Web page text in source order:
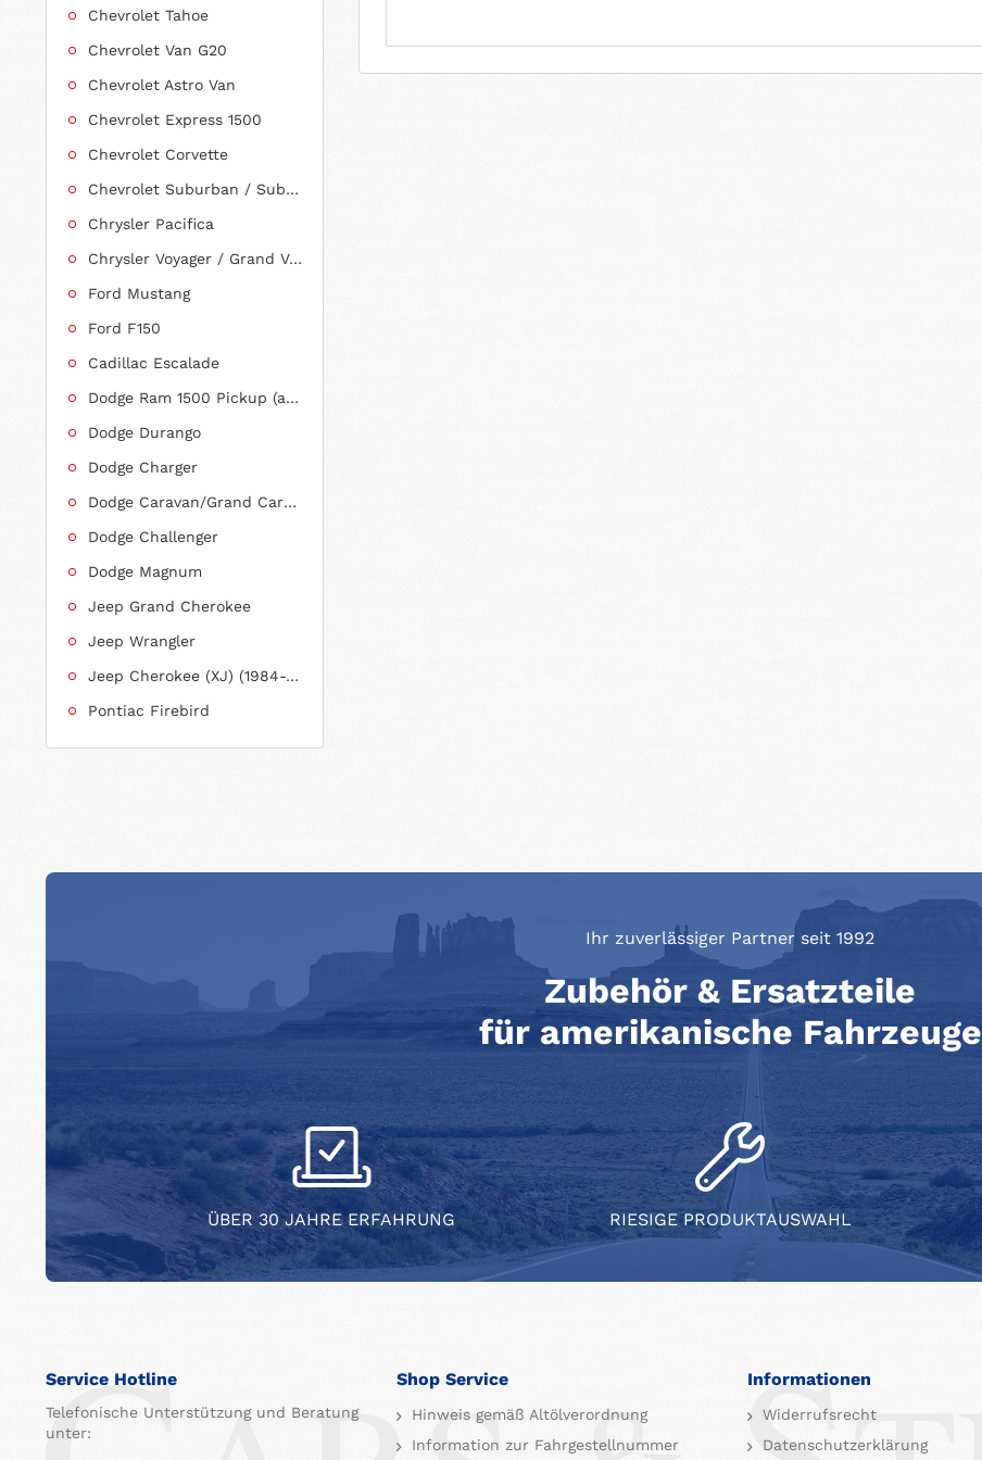
Chevrolet Tahoe
Chevrolet Van G20
Chevrolet Astro Van
Chevrolet Express 1500
Chevrolet Corvette
Chevrolet Suburban / Suburban 1500
Chrysler Pacifica
Chrysler Voyager / Grand Voyager
Ford Mustang
Ford F150
Cadillac Escalade
Dodge Ram 1500 Pickup (ab 2011 siehe RAM)
Dodge Durango
Dodge Charger
Dodge Caravan/Grand Caravan
Dodge Challenger
Dodge Magnum
Jeep Grand Cherokee
Jeep Wrangler
Jeep Cherokee (XJ) (1984-2001)
Pontiac Firebird
Ihr zuverlässiger Partner seit 1992
Zubehör & Ersatzteile
für amerikanische Fahrzeuge
ÜBER 30 JAHRE ERFAHRUNG RIESIGE PRODUKTAUSWAHL
Service Hotline
Telefonische Unterstützung und Beratung
unter:
Shop Service
Hinweis gemäß Altölverordnung
Information zur Fahrgestellnummer
Informationen
Widerrufsrecht
Datenschutzerklärung